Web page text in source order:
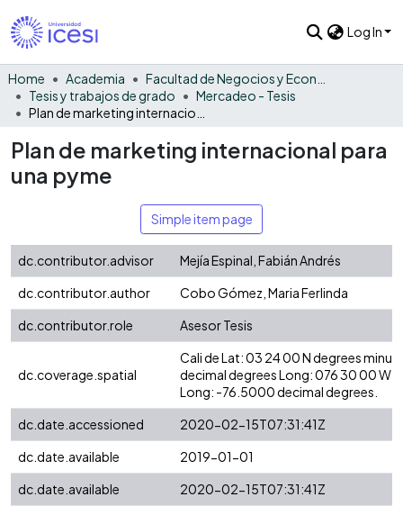
Log In
Home Academia
Tesis y trabajos de grado
Mercadeo - Tesis
Plan de marketing internacional para
una pyme
Simple item page
dc.contributor.advisor
Mejía Espinal, Fabián Andrés
dc.contributor.author
Cobo Gómez, Maria Ferlinda
dc.contributor.role
Asesor Tesis
dc.coverage.spatial
Cali de Lat: 03 24 00 N degrees
decimal degrees Long: 076 30 00 W
Long: -76.5000 decimal degrees.
dc.date.accessioned
2020-02-15T07:31:41Z
dc.date.available
2019-01-01
dc.date.available
2020-02-15T07:31:41Z